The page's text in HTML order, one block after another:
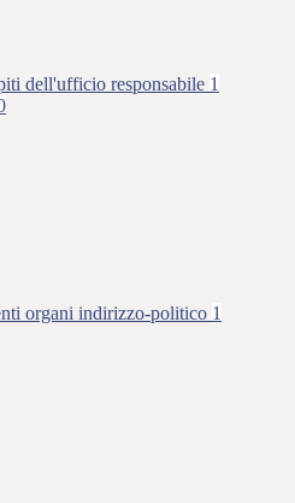
dell'ufficio responsabile 1
organi indirizzo-politico 1